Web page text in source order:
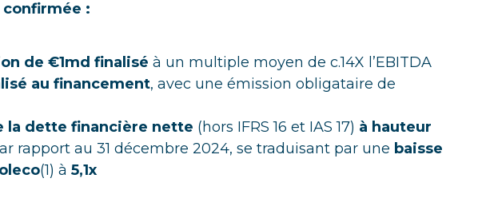
:
de €1md finalisé à un multiple moyen de c.14X l’EBITDA
au financement, avec une émission obligataire de
la dette financière nette (hors IFRS 16 et IAS 17) à hauteur
rapport au 31 décembre 2024, se traduisant par une baisse
(1) à 5,1x